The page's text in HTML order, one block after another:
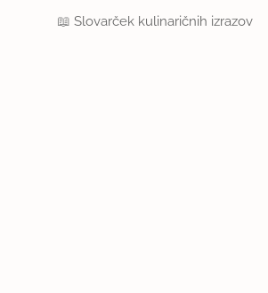
📖Slovarček kulinaričnih izrazov